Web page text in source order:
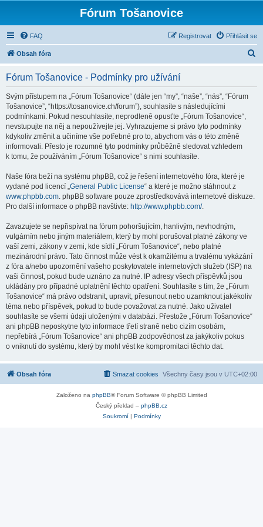
Fórum Tošanovice
FAQ Přihlásit se
Registrovat
Obsah fóra
Fórum Tošanovice - Podmínky pro užívání
Svým přístupem na „Fórum Tošanovice“ (dále jen “my”, “naše”, “nás”, “Fórum
Tošanovice”, “https://tosanovice.ch/forum”), souhlasíte s následujícími
podmínkami. Pokud nesouhlasíte, neprodleně opusťte „Fórum Tošanovice“,
nevstupujte na něj a nepoužívejte jej. Vyhrazujeme si právo tyto podmínky
kdykoliv změnit a učiníme vše potřebné pro to, abychom vás o této změně
informovali. Přesto je rozumné tyto podmínky průběžně sledovat vzhledem
k tomu, že používáním „Fórum Tošanovice“ s nimi souhlasíte.
Naše fóra beží na systému phpBB, což je řešení internetového fóra, které je
vydané pod licencí „General Public License“ a které je možno stáhnout z
www.phpbb.com. phpBB software pouze zprostředkovává internetové diskuze.
Pro další informace o phpBB navštivte: http://www.phpbb.com/.
Zavazujete se nepřispívat na fórum pohoršujícím, hanlivým, nevhodným,
vulgárním nebo jiným materiálem, který by mohl porušovat platné zákony ve
vaší zemi, zákony v zemi, kde sídlí „Fórum Tošanovice“, nebo platné
mezinárodní právo. Tato činnost může vést k okamžitému a trvalému vykázání
z fóra a/nebo upozornění vašeho poskytovatele internetových služeb (ISP) na
vaši činnost, pokud bude uznáno za nutné. IP adresy všech příspěvků jsou
ukládány pro případné uplatnění těchto opatření. Souhlasíte s tím, že „Fórum
Tošanovice“ má právo odstranit, upravit, přesunout nebo uzamknout jakékoliv
téma nebo příspěvek, pokud to bude považovat za nutné. Jako uživatel
souhlasíte se všemi údaji uloženými v databázi. Přestože „Fórum Tošanovice“
ani phpBB neposkytne tyto informace třetí straně nebo cizím osobám,
nepřebírá „Fórum Tošanovice“ ani phpBB zodpovědnost za jakýkoliv pokus
o vniknutí do systému, který by mohl vést ke kompromitaci těchto dat.
Obsah fóra Všechny časy jsou v UTC+02:00
Smazat cookies
Založeno na phpBB® Forum Software © phpBB Limited
Český překlad – phpBB.cz
Soukromí| Podmínky